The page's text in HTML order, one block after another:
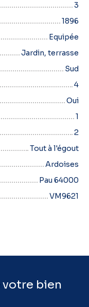
3
1896
Equipée
Jardin, terrasse
Sud
4
Oui
1
2
Tout à l'égout
Ardoises
Pau 64000
VM9621
votre bien